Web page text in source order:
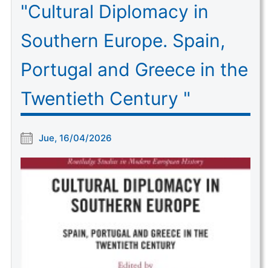
"Cultural Diplomacy in
Southern Europe. Spain,
Portugal and Greece in the
Twentieth Century "
Jue, 16/04/2026